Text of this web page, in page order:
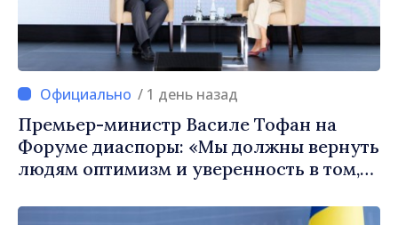
/ 1 день назад
Премьер-министр Василе Тофан на
Форуме диаспоры: «Мы должны вернуть
людям оптимизм и уверенность в том,
правильном направлении»